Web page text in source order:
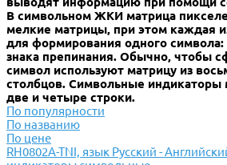
В символьном ЖКИ матрица
мелкие матрицы, при этом каждая
для формирования одного
знака препинания. Обычно, чтобы
символ используют матрицу из
столбцов. Символьные индикаторы
две и четыре строки.
По популярности
По названию
По цене
RH0802A-TNI, язык Русский -